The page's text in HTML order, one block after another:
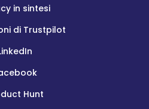
in sintesi
di Trustpilot
Hunt